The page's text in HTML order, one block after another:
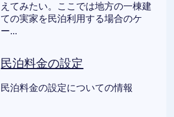
えてみたい。ここでは地方の一棟建
ての実家を民泊利用する場合のケ
ー...
民泊料金の設定
民泊料金の設定についての情報